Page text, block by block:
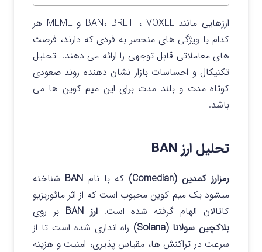
ارزهایی مانند BAN، BRETT، VOXEL و MEME هر
کدام با ویژگی‌ های منحصر به‌ فردی که دارند، فرصت‌
های معاملاتی قابل توجهی را ارائه می‌ دهند. تحلیل
تکنیکال و احساسات بازار نشان‌ دهنده روند صعودی
کوتاه‌ مدت و بلند مدت برای این میم کوین ها می
باشد.
تحلیل ارز BAN
رمزارز کمدین (Comedian) که با نام BAN شناخته
میشود یک میم کوین محبوب است که از اثر مائوریزیو
کاتالان الهام گرفته شده است. ارز BAN
بر روی
بلاکچین سولانا (Solana)
راه اندازی شده است تا از
سرعت در تراکنش ها، مقیاس پذیری، امنیت و هزینه